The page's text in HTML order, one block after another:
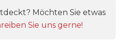
Möchten Sie etwas
Sie uns gerne!